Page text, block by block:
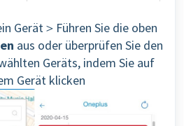
Gerät＞Führen Sie die oben
aus oder überprüfen Sie den
Geräts, indem Sie auf
Gerät klicken